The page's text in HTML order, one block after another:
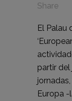
Share
El Palau
partir del
Europa